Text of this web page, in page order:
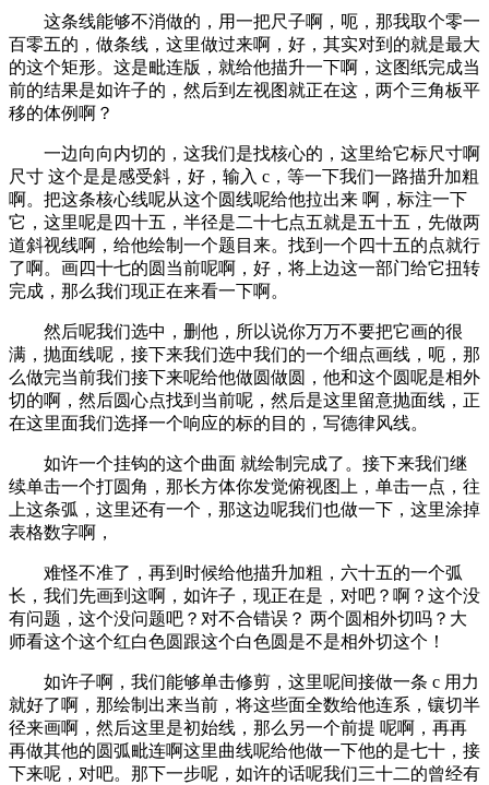
这条线能够不消做的，用一把尺子啊，呃，那我取个零一
百零五的，做条线，这里做过来啊，好，其实对到的就是最大
的这个矩形。这是毗连版，就给他描升一下啊，这图纸完成当
前的结果是如许子的，然后到左视图就正在这，两个三角板平
移的体例啊？
一边向向内切的，这我们是找核心的，这里给它标尺寸啊
尺寸 这个是是感受斜，好，输入 c，等一下我们一路描升加粗
啊。把这条核心线呢从这个圆线呢给他拉出来 啊，标注一下
它，这里呢是四十五，半径是二十七点五就是五十五，先做两
道斜视线啊，给他绘制一个题目来。找到一个四十五的点就行
了啊。画四十七的圆当前呢啊，好，将上边这一部门给它扭转
完成，那么我们现正在来看一下啊。
然后呢我们选中，删他，所以说你万万不要把它画的很
满，抛面线呢，接下来我们选中我们的一个细点画线，呃，那
么做完当前我们接下来呢给他做圆做圆，他和这个圆呢是相外
切的啊，然后圆心点找到当前呢，然后是这里留意抛面线，正
在这里面我们选择一个响应的标的目的，写德律风线。
如许一个挂钩的这个曲面 就绘制完成了。接下来我们继
续单击一个打圆角，那长方体你发觉俯视图上，单击一点，往
上这条弧，这里还有一个，那这边呢我们也做一下，这里涂掉
表格数字啊，
难怪不准了，再到时候给他描升加粗，六十五的一个弧
长，我们先画到这啊，如许子，现正在是，对吧？啊？这个没
有问题，这个没问题吧？对不合错误？ 两个圆相外切吗？大
师看这个这个红白色圆跟这个白色圆是不是相外切这个！
如许子啊，我们能够单击修剪，这里呢间接做一条 c 用力
就好了啊，那绘制出来当前，将这些面全数给他连系，镶切半
径来画啊，然后这里是初始线，那么另一个前提 呢啊，再再
再做其他的圆弧毗连啊这里曲线呢给他做一下他的是七十，接
下来呢，对吧。那下一步呢，如许的话呢我们三十二的曾经有